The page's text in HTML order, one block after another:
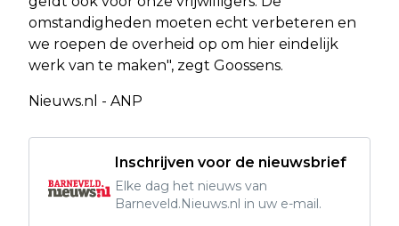
omstandigheden moeten echt verbeteren en
we roepen de overheid op om hier eindelijk
werk van te maken", zegt Goossens.
Nieuws.nl - ANP
Inschrijven voor de nieuwsbrief
Elke dag het nieuws van
Barneveld.Nieuws.nl in uw e-mail.